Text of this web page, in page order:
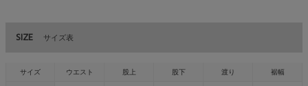
SIZE サイズ表
サイズ ウエスト 股上 股下 渡り 裾幅